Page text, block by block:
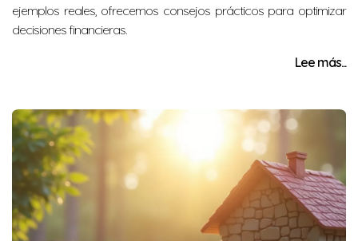
ejemplos reales, ofrecemos consejos prácticos para optimizar
decisiones financieras.
Lee más...